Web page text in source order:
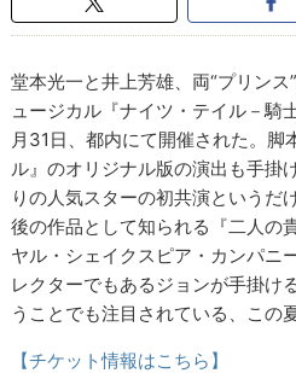
堂本光一と井上芳雄、両“プリンス
ュージカル『ナイツ・テイル－騎
月31日、都内にて開催された。脚
ル』のオリジナル版の演出も手掛
りの人気スターの初共演というだ
後の作品として知られる『二人の
ヤル・シェイクスピア・カンパニ
レクターでもあるジョンが手掛け
うことでも注目されている、この
【チケット情報はこちら】